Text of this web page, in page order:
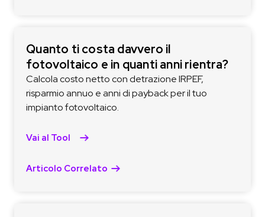
Quanto ti costa davvero il
fotovoltaico e in quanti anni rientra?
Calcola costo netto con detrazione IRPEF,
risparmio annuo e anni di payback per il tuo
impianto fotovoltaico.
Vai al Tool
Articolo Correlato